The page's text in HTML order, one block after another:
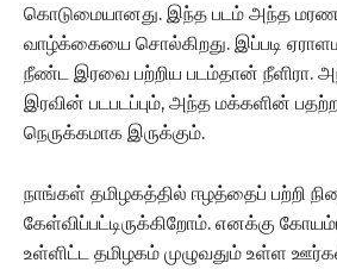
கொடுமையானது. இந்த படம் அந்த மரண
வாழ்க்கையை சொல்கிறது. இப்படி
நீண்ட இரவை பற்றிய படம்தான் நீளிரா.
இரவின் படபடப்பும், அந்த மக்களின்
நெருக்கமாக இருக்கும்.
நாங்கள் தமிழகத்தில் ஈழத்தைப் பற்றி
கேள்விப்பட்டிருக்கிறோம். எனக்கு
உள்ளிட்ட தமிழகம் முழுவதும் உள்ள